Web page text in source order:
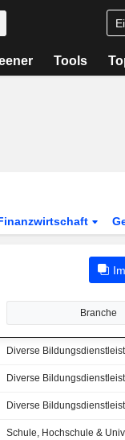
Tools
Branche
Diverse
Diverse
Diverse
Schule, Hochschule &